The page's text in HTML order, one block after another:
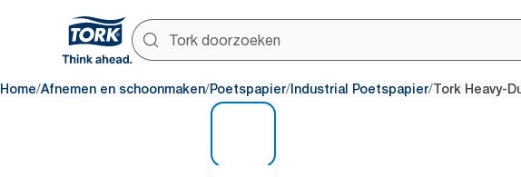
Home/Afnemen en schoonmaken/Poetspapier/ Industrial Poetspapier/Tork Heavy-